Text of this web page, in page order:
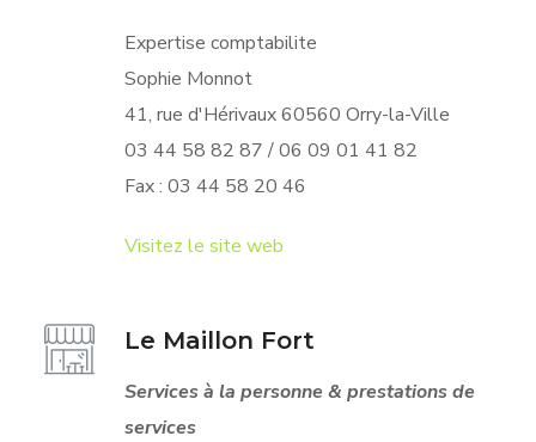
Expertise comptabilite
Sophie Monnot
41, rue d'Hérivaux 60560 Orry-la-Ville
03 44 58 82 87 / 06 09 01 41 82
Fax :03 44 58 20 46
Visitez le site web
Le Maillon Fort
Services à la personne & prestations de
services